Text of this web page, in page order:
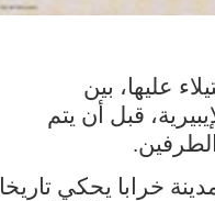
عليها، بين
قبل أن يتم
.
ظلت خلالها المدينة خرابا يحكي تاريخا